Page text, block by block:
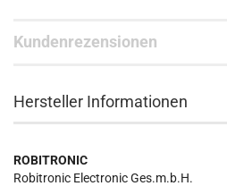
Kundenrezensionen
Hersteller Informationen
ROBITRONIC
Robitronic Electronic Ges.m.b.H.